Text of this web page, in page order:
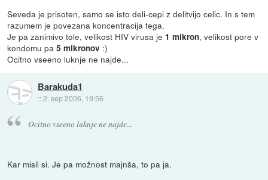
Seveda je prisoten, samo se isto deli-cepi z delitvijo celic. In s tem
razumem je povezana koncentracija tega.
Je pa zanimivo tole, velikost HIV virusa je 1 mikron, velikost pore v
kondomu pa5 mikronov :)
Ocitno vseeno luknje ne najde...
Barakuda1
::2. sep 2006, 19:56
Ocitno vseeno luknje ne najde...
Kar misli si. Je pa možnost majnša, to pa ja.